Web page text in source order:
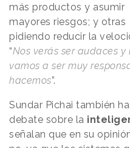
más productos y asumir
mayores riesgos; y otras
pidiendo reducir la
“Nos verás ser audaces y
vamos a ser muy
hacemos”.
Sundar Pichai también
debate sobre la
señalan que en su